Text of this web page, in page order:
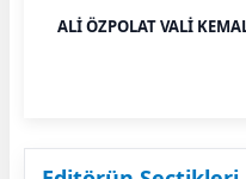
ALİ ÖZPOLAT VALİ